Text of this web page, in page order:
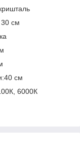
см
см
6000К